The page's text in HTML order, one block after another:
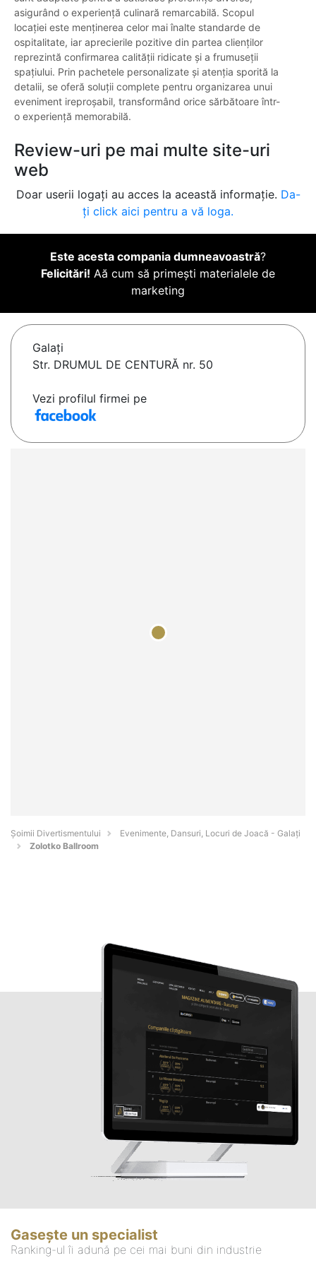
asigurând o experiență culinară remarcabilă. Scopul
locației este menținerea celor mai înalte standarde de
ospitalitate, iar aprecierile pozitive din partea clienților
reprezintă confirmarea calității ridicate și a frumuseții
spațiului. Prin pachetele personalizate și atenția sporită la
detalii, se oferă soluții complete pentru organizarea unui
eveniment ireproșabil, transformând orice sărbătoare într-
o experiență memorabilă.
Review-uri pe mai multe site-uri
web
Doar userii logați au acces la această informație. Da-
ți click aici pentru a vă loga.
Este acesta compania dumneavoastră?
Felicitări! Aă cum să primești materialele de
marketing
Galaţi
Str. DRUMUL DE CENTURĂ nr. 50
Vezi profilul firmei pe
Şoimii Divertismentului
Evenimente, Dansuri, Locuri de Joacă - Galaţi
Zolotko Ballroom
Gasește un specialist
Ranking-ul îi adună pe cei mai buni din industrie